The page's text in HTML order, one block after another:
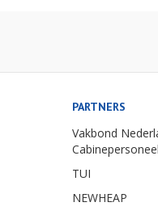
PARTNERS
Vakbond
Cabinepersoneel
TUI
NEWHEAP